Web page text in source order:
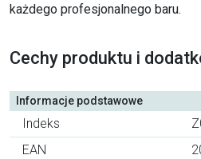
każdego profesjonalnego baru.
Cechy produktu i
Informacje podstawowe
Indeks
EAN